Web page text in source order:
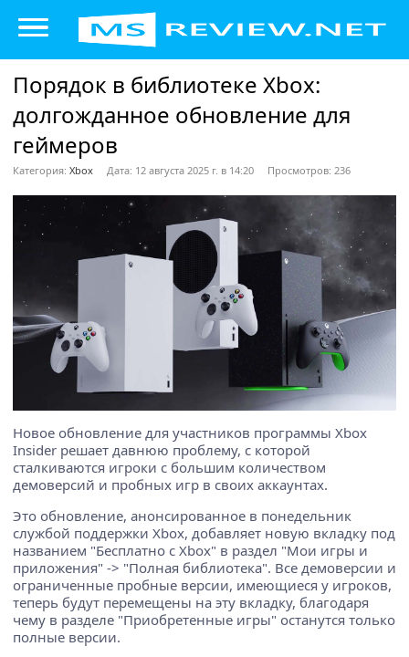
Порядок в библиотеке Xbox:
долгожданное обновление для
геймеров
Категория: Xbox Дата: 12 августа 2025 г. в 14:20 Просмотров: 236
Новое обновление для участников программы Xbox
Insider решает давнюю проблему, с которой
сталкиваются игроки с большим количеством
демоверсий и пробных игр в своих аккаунтах.
Это обновление, анонсированное в понедельник
службой поддержки Xbox, добавляет новую вкладку под
названием "Бесплатно с Xbox" в раздел "Мои игры и
приложения" -> "Полная библиотека". Все демоверсии и
ограниченные пробные версии, имеющиеся у игроков,
теперь будут перемещены на эту вкладку, благодаря
чему в разделе "Приобретенные игры" останутся только
полные версии.